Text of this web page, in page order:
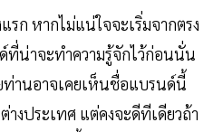
รก หากไม่แน่ใจจะเริ่มจากตรง
น่าจะทำความรู้จักไว้ก่อนนั่น
ท่านอาจเคยเห็นชื่อแบรนด์นี้
างประเทศ แต่คงจะดีทีเดียวถ้า